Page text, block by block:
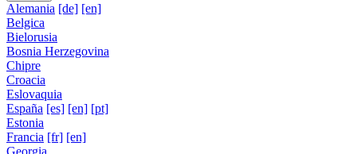
Alemania [de] [en]
Belgica
Bielorusia
Bosnia Herzegovina
Chipre
Croacia
Eslovaquia
España [es] [en] [pt]
Estonia
Francia [fr] [en]
Georgia